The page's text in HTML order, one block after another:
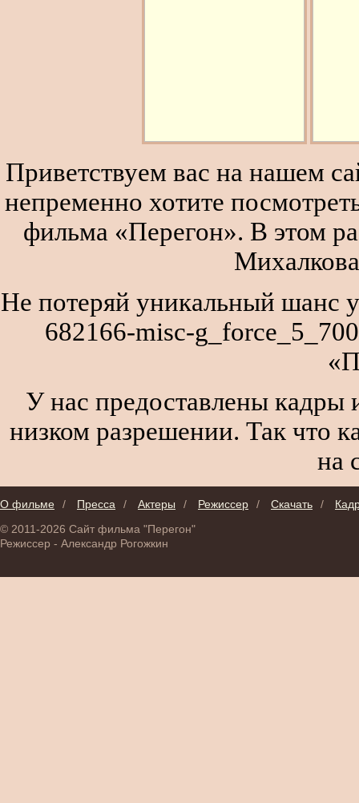
Приветствуем вас на нашем
непременно хотите
фильма «Перегон». В этом
Не потеряй уникальный шанс
682166-misc-
У нас предоставлены кадры
низком разрешении. Так что
на
О фильме / Пресса / Актеры / Режиссер / Скачать /
© 2011-2026 Сайт фильма "Перегон"
Режиссер - Александр Рогожкин